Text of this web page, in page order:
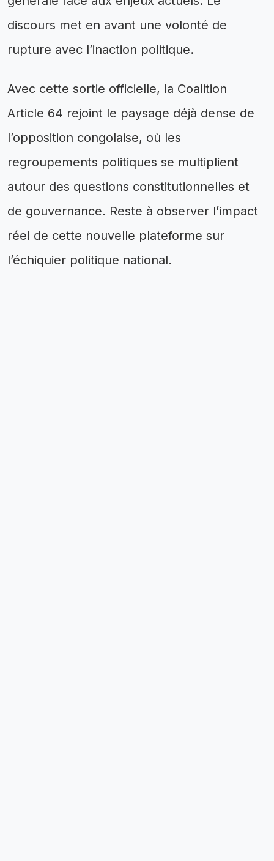
discours met en avant une volonté de
rupture avec l’inaction politique.
Avec cette sortie officielle, la Coalition
Article 64 rejoint le paysage déjà dense de
l’opposition congolaise, où les
regroupements politiques se multiplient
autour des questions constitutionnelles et
de gouvernance. Reste à observer l’impact
réel de cette nouvelle plateforme sur
l’échiquier politique national.